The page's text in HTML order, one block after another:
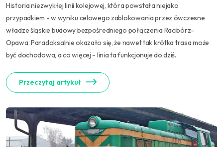
Historia niezwykłej linii kolejowej, która powstała niejako
przypadkiem - w wyniku celowego zablokowania przez ówczesne
władze śląskie budowy bezpośredniego połączenia Racibórz-
Opawa. Paradoksalnie okazało się, że nawet tak krótka trasa może
być dochodowa, a co więcej - linia ta funkcjonuje do dziś.
Przeczytaj artykuł